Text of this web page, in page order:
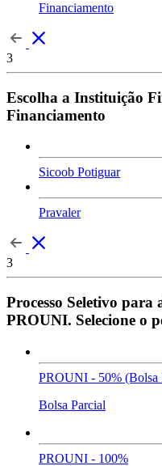
Financiamento
3
Escolha a Instituição
Financiamento
Sicoob Potiguar
Pravaler
3
Processo Seletivo
PROUNI. Selecione o
PROUNI - 50% (Bolsa
Bolsa Parcial
PROUNI - 100%